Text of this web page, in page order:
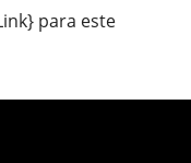
para este